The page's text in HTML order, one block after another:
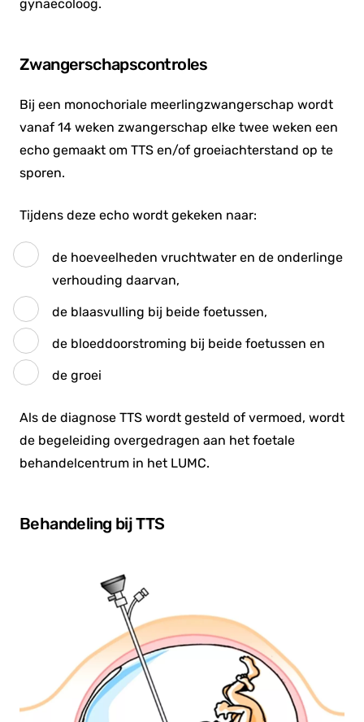
gynaecoloog.
Zwangerschapscontroles
Bij een monochoriale meerlingzwangerschap wordt
vanaf 14 weken zwangerschap elke twee weken een
echo gemaakt om TTS en/of groeiachterstand op te
sporen.
Tijdens deze echo wordt gekeken naar:
de hoeveelheden vruchtwater en de onderlinge
verhouding daarvan,
de blaasvulling bij beide foetussen,
de bloeddoorstroming bij beide foetussen en
de groei
Als de diagnose TTS wordt gesteld of vermoed, wordt
de begeleiding overgedragen aan het foetale
behandelcentrum in het LUMC.
Behandeling bij TTS